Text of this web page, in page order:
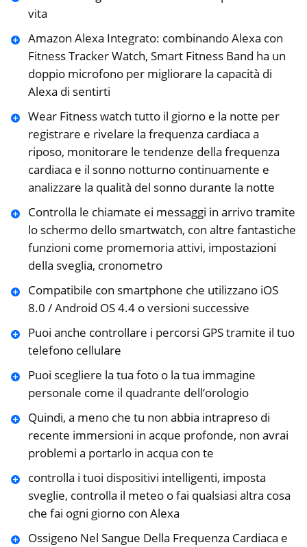
vita
Amazon Alexa Integrato: combinando Alexa con
Fitness Tracker Watch, Smart Fitness Band ha un
doppio microfono per migliorare la capacità di
Alexa di sentirti
Wear Fitness watch tutto il giorno e la notte per
registrare e rivelare la frequenza cardiaca a
riposo, monitorare le tendenze della frequenza
cardiaca e il sonno notturno continuamente e
analizzare la qualità del sonno durante la notte
Controlla le chiamate ei messaggi in arrivo tramite
lo schermo dello smartwatch, con altre fantastiche
funzioni come promemoria attivi, impostazioni
della sveglia, cronometro
Compatibile con smartphone che utilizzano iOS
8.0 / Android OS 4.4 o versioni successive
Puoi anche controllare i percorsi GPS tramite il tuo
telefono cellulare
Puoi scegliere la tua foto o la tua immagine
personale come il quadrante dell’orologio
Quindi, a meno che tu non abbia intrapreso di
recente immersioni in acque profonde, non avrai
problemi a portarlo in acqua con te
controlla i tuoi dispositivi intelligenti, imposta
sveglie, controlla il meteo o fai qualsiasi altra cosa
che fai ogni giorno con Alexa
Ossigeno Nel Sangue Della Frequenza Cardiaca e